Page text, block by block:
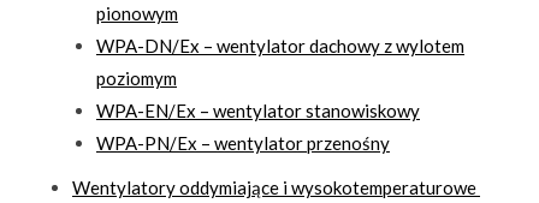
pionowym
WPA-DN/Ex – wentylator dachowy z wylotem
poziomym
WPA-EN/Ex – wentylator stanowiskowy
WPA-PN/Ex – wentylator przenośny
Wentylatory oddymiające i wysokotemperaturowe